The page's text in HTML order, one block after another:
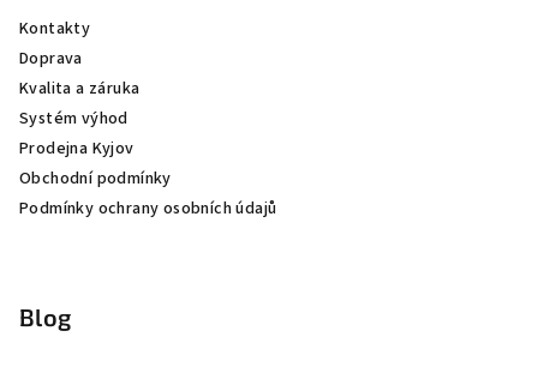
Kontakty
Doprava
Kvalita a záruka
Systém výhod
Prodejna Kyjov
Obchodní podmínky
Podmínky ochrany osobních údajů
Blog